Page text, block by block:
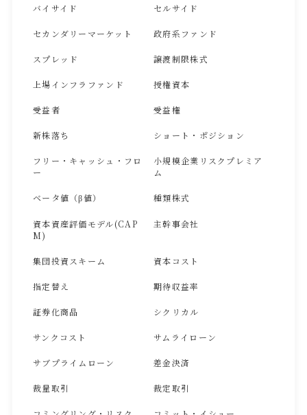
バイサイド セルサイド
セカンダリーマーケット 政府系ファンド
スプレッド 譲渡制限株式
上場インフラファンド 授権資本
受益者 受益権
新株落ち ショート・ポジション
フリー・キャッシュ・フロ
ー
小規模企業リスクプレミア
ム
ベータ値（β値） 種類株式
資本資産評価モデル(CAP
M)
主幹事会社
集団投資スキーム 資本コスト
指定替え 期待収益率
証券化商品 シクリカル
サンクコスト サムライローン
サブプライムローン 差金決済
裁量取引 裁定取引